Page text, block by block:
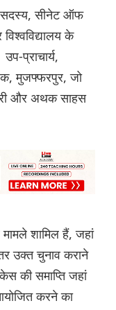
सदस्य, सीनेट ऑफ
के
प्राचार्य,
मुजफ्फरपुर, जो
और अथक साहस
शामिल हैं, जहां
उक्त चुनाव कराने
की समाप्ति जहां
करने का